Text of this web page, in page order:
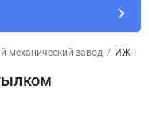
механический завод / ИЖ-18.